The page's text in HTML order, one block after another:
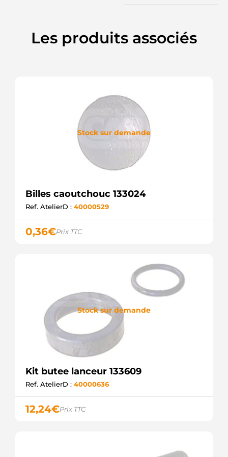
Les produits associés
Stock sur demande
Billes caoutchouc 133024
Ref. AtelierD : 40000529
0,36€Prix TTC
Stock sur demande
Kit butee lanceur 133609
Ref. AtelierD : 40000636
12,24€Prix TTC